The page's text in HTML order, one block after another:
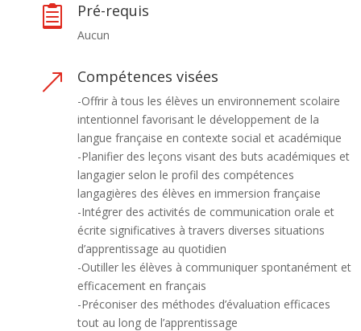
 Pré-requis
Aucun
& Compétences visées
-Offrir à tous les élèves un environnement scolaire
intentionnel favorisant le développement de la
langue française en contexte social et académique
-Planifier des leçons visant des buts académiques et
langagier selon le profil des compétences
langagières des élèves en immersion française
-Intégrer des activités de communication orale et
écrite significatives à travers diverses situations
d’apprentissage au quotidien
-Outiller les élèves à communiquer spontanément et
efficacement en français
-Préconiser des méthodes d’évaluation efficaces
tout au long de l’apprentissage